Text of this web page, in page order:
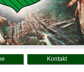
Kontakt